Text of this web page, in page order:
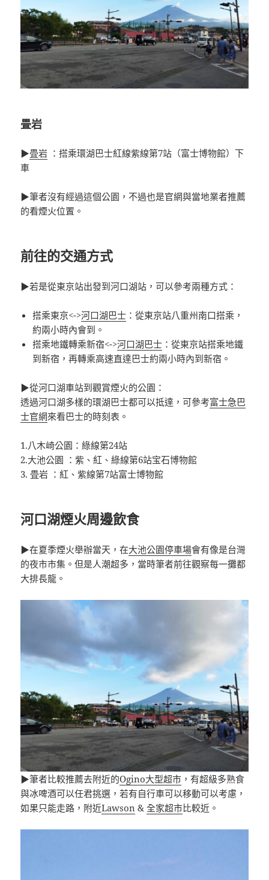
畳岩
▶畳岩 ：搭乘環湖巴士紅線紫線第7站（富士博物館）下
車
▶筆者沒有經過這個公園，不過也是官網與當地業者推薦
的看煙火位置。
前往的交通方式
▶若是從東京站出發到河口湖站，可以參考兩種方式：
搭乘東京<->河口湖巴士 ：從東京站八重州南口搭乘，
約兩小時內會到。
搭乘地鐵轉乘新宿<->河口湖巴士 ：從東京站搭乘地鐵
到新宿，再轉乘高速直達巴士約兩小時內到新宿。
▶從河口湖車站到觀賞煙火的公園：
透過河口湖多樣的環湖巴士都可以抵達，可參考富士急巴
士官網來看巴士的時刻表。
1.八木崎公園：綠線第24站
2.大池公園 ：紫、紅、綠線第6站宝石博物館
3. 畳岩 ：紅、紫線第7站富士博物館
河口湖煙火周邊飲食
▶在夏季煙火舉辦當天，在大池公園停車場會有像是台灣
的夜市市集。但是人潮超多，當時筆者前往觀察每一攤都
大排長龍。
▶筆者比較推薦去附近的Ogino大型超市 ，有超級多熟食
與冰啤酒可以任君挑選，若有自行車可以移動可以考慮，
如果只能走路，附近Lawson &全家超市比較近。